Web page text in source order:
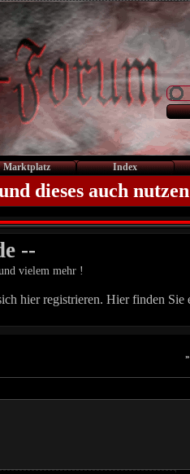
Marktplatz Index
dieses auch
--
vielem mehr !
hier registrieren. Hier finden